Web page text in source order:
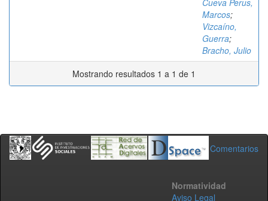
Cueva Perus,
Marcos;
Vizcaíno,
Guerra;
Bracho, Julio
Mostrando resultados 1 a 1 de 1
Comentarios
Normatividad
Aviso Legal